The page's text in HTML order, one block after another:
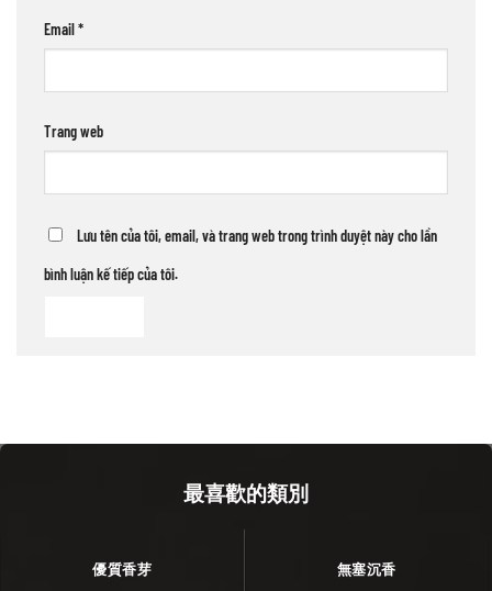
Email*
Trang web
Lưu tên của tôi, email, và trang web trong trình duyệt này cho lần
bình luận kế tiếp của tôi.
最喜歡的類別
優質香芽 無塞沉香